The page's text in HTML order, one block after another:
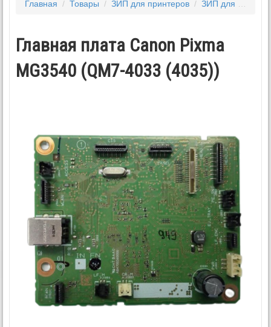
Главная / Товары / ЗИП для принтеров / ЗИП для CANON
Главная плата Canon Pixma
MG3540 (QM7-4033 (4035))